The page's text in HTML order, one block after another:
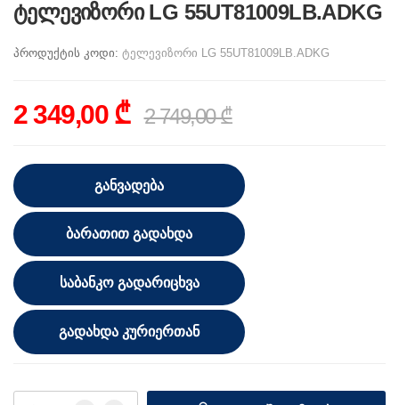
ტელევიზორი LG 55UT81009LB.ADKG
პროდუქტის კოდი: ტელევიზორი LG 55UT81009LB.ADKG
2 349,00 ₾ 2 749,00 ₾
ᲒᲐᲜᲕᲐᲓᲔᲑᲐ
ᲑᲐᲠᲐᲗᲘᲗ ᲒᲐᲓᲐᲮᲓᲐ
ᲡᲐᲑᲐᲜᲙᲝ ᲒᲐᲓᲐᲠᲘᲪᲮᲕᲐ
ᲒᲐᲓᲐᲮᲓᲐ ᲙᲣᲠᲘᲔᲠᲗᲐᲜ